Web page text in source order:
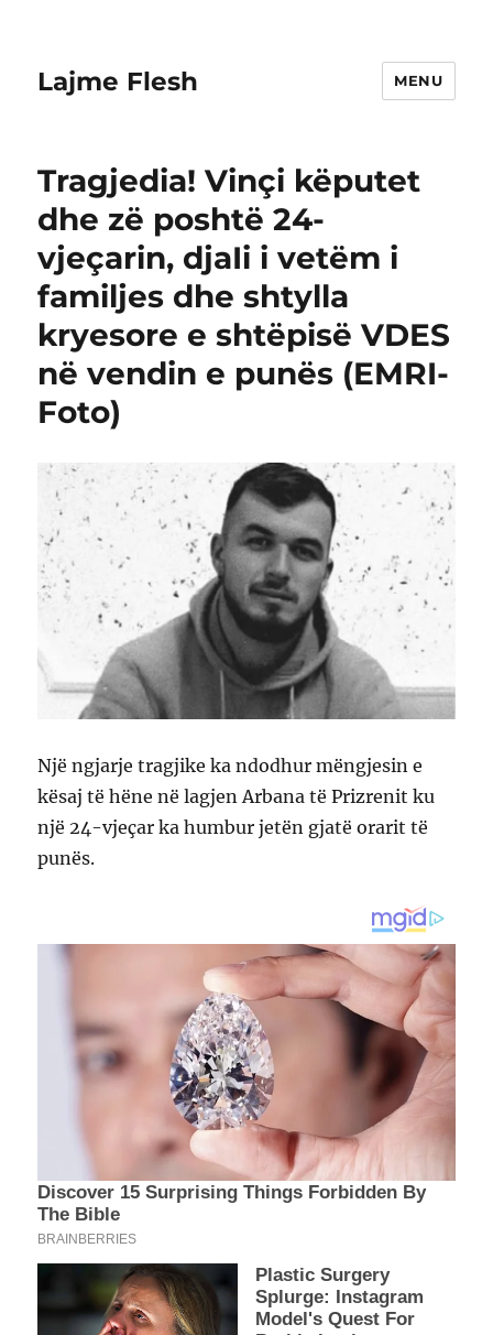
Lajme Flesh MENU
Tragjedia! Vinçi këputet
dhe zë poshtë 24-
vjeçarin, djaIi i vetëm i
familjes dhe shtylla
kryesore e shtëpisë VDES
në vendin e punës (EMRI-
Foto)
Një ngjarje tragjike ka ndodhur mëngjesin e
kësaj të hëne në lagjen Arbana të Prizrenit ku
një 24-vjeçar ka humbur jetën gjatë orarit të
punës.